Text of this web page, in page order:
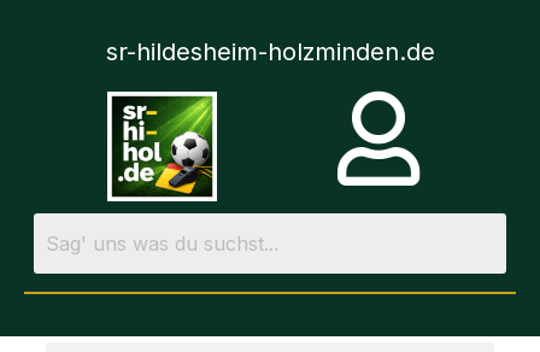
sr-hildesheim-holzminden.de